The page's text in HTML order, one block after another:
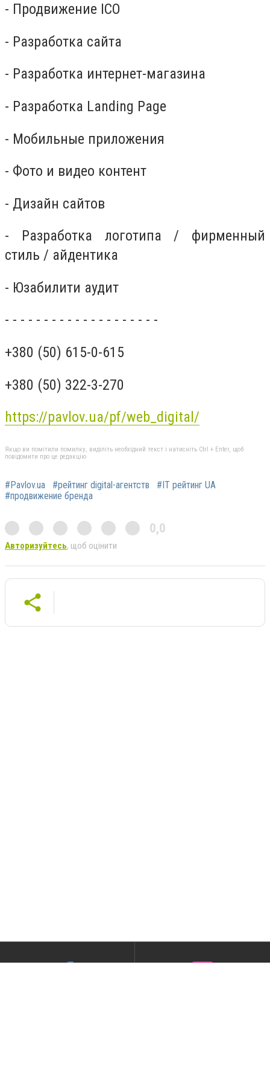
- Продвижение ICO
- Разработка сайта
- Разработка интернет-магазина
- Разработка Landing Page
- Мобильные приложения
- Фото и видео контент
- Дизайн сайтов
- Разработка логотипа / фирменный
стиль / айдентика
- Юзабилити аудит
- - - - - - - - - - - - - - - - - - - -
+380 (50) 615-0-615
+380 (50) 322-3-270
https://pavlov.ua/pf/web_digital/
Якщо ви помітили помилку, виділіть необхідний текст і натисніть Ctrl + Enter, щоб
повідомити про це редакцію
#Pavlov.ua #рейтинг digital-агентств
#IT рейтинг UA
#продвижение бренда
0,0
Авторизуйтесь, щоб оцінити